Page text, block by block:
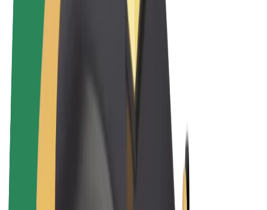
Paslaugos
Kelionės
Paspirtukai
„Bolt Market“
„Bolt Food“
„Bolt Drive“
„Bolt for Business“
Užsidirbkite su „Bolt“